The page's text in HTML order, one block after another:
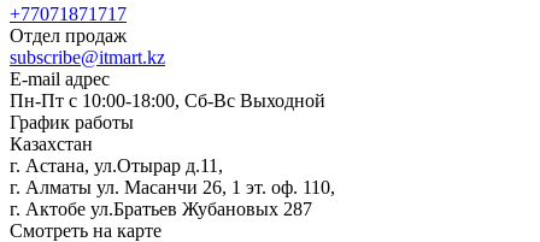
+77071871717
Отдел продаж
subscribe@itmart.kz
E-mail адрес
Пн-Пт с 10:00-18:00, Сб-Вс Выходной
График работы
Казахстан
г. Астана, ул.Отырар д.11,
г. Алматы ул. Масанчи 26, 1 эт. оф. 110,
г. Актобе ул.Братьев Жубановых 287
Смотреть на карте